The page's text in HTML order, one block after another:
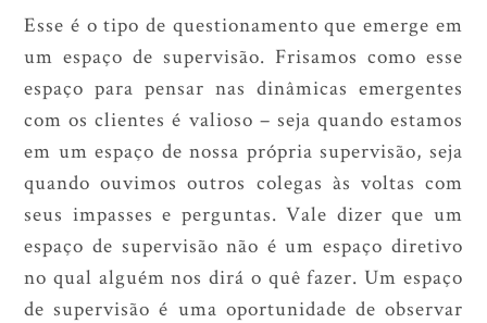
Esse é o tipo de questionamento que emerge em
um espaço de supervisão. Frisamos como esse
espaço para pensar nas dinâmicas emergentes
com os clientes é valioso – seja quando estamos
em um espaço de nossa própria supervisão, seja
quando ouvimos outros colegas às voltas com
seus impasses e perguntas. Vale dizer que um
espaço de supervisão não é um espaço diretivo
no qual alguém nos dirá o quê fazer. Um espaço
de supervisão é uma oportunidade de observar